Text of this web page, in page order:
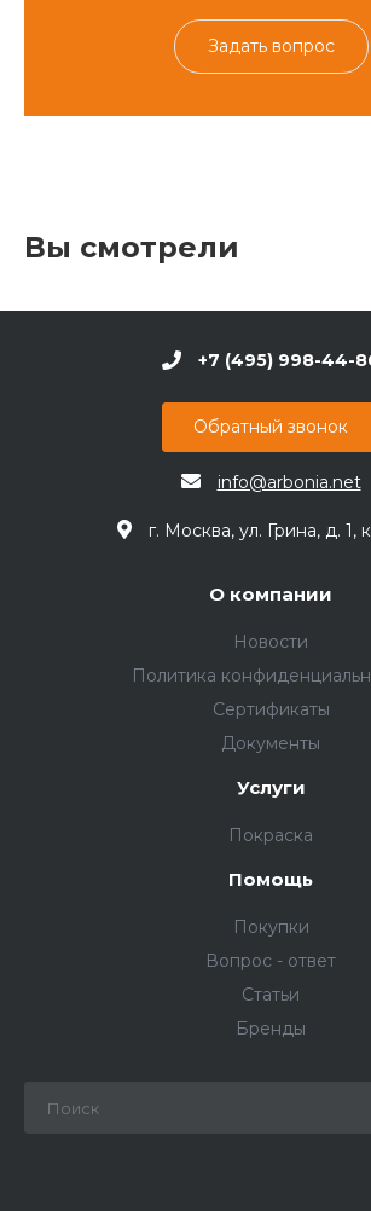
Задать вопрос
Вы смотрели
+7 (495) 998-44-
Обратный звонок
info@arbonia.net
г. Москва, ул. Грина, д. 1,
О компании
Новости
Политика
Сертификаты
Документы
Услуги
Покраска
Помощь
Покупки
Вопрос - ответ
Статьи
Бренды